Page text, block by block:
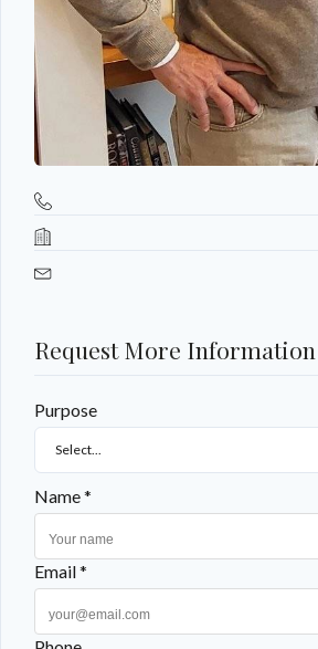
Request More Information
Purpose
Select...
Name *
Email *